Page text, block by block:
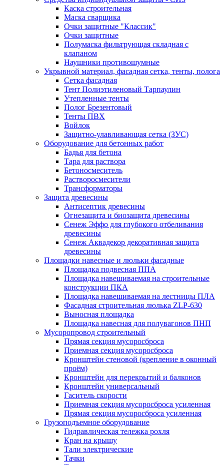
Каска строительная
Маска сварщика
Очки защитные "Классик"
Очки защитные
Полумаска фильтрующая складная с
клапаном
Наушники противошумные
Укрывной материал, фасадная сетка, тенты, полога
Сетка фасадная
Тент Полиэтиленовый Тарпаулин
Утепленные тенты
Полог Брезентовый
Тенты ПВХ
Войлок
Защитно-улавливающая сетка (ЗУС)
Оборудование для бетонных работ
Бадья для бетона
Тара для раствора
Бетоносмеситель
Растворосмесители
Трансформаторы
Защита древесины
Антисептик древесины
Огнезащита и биозащита древесины
Сенеж Эффо для глубокого отбеливания
древесины
Сенеж Аквадекор декоративная защита
древесины
Площадки навесные и люльки фасадные
Площадка подвесная ППА
Площадка навешиваемая на строительные
конструкции ПКА
Площадка навешиваемая на лестницы ПЛА
Фасадная строительная люлька ZLP-630
Выносная площадка
Площадка навесная для полувагонов ПНП
Мусоропровод строительный
Прямая секция мусоросброса
Приемная секция мусоросброса
Кронштейн стеновой (крепление в оконный
проём)
Кронштейн для перекрытий и балконов
Кронштейн универсальный
Гаситель скорости
Приемная секция мусоросброса усиленная
Прямая секция мусоросброса усиленная
Грузоподъемное оборудование
Гидравлическая тележка рохля
Кран на крышу
Тали электрические
Тачки